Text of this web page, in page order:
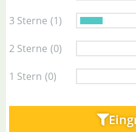
3 Sterne (1)
2 Sterne (0)
1 Stern (0)